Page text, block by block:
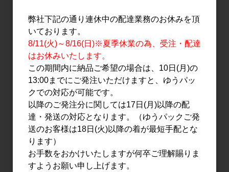
3,150円
2,700円
日本酒
上喜元 純米吟醸 超辛口 完
出雲富士 純米吟醸 超辛口
弊社下記の通り連休中の配達業務のお休みを頂
いております。
8/11(火)～8/16(日)※夏季休業の為、受注・配達
はお休みいたします。
この期間内に納品ご希望の場合は、10日(月)の
13:00までにご発注いただけますと、ゆうパッ
クでの対応が可能です。
以降のご発注分に関しては17日(月)以降の配
達・発送の対応となります。（ゆうパックご発
送のお客様は18日(火)以降の着が最短手配とな
ります）
お手数をおかけいたしますが何卒ご理解賜りま
すようお願い申し上げます。